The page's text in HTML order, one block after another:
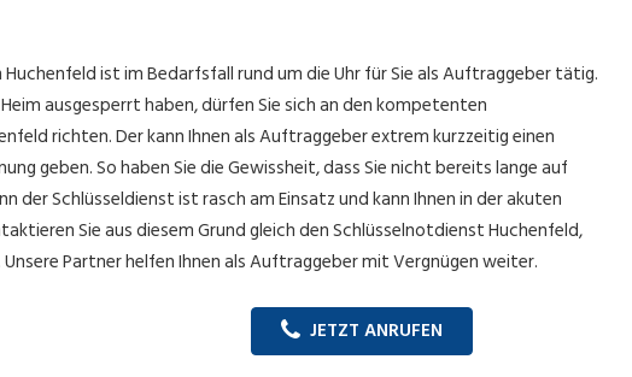
ist im Bedarfsfall rund um die Uhr für Sie als Auftraggeber tätig.
ausgesperrt haben, dürfen Sie sich an den kompetenten
richten. Der kann Ihnen als Auftraggeber extrem kurzzeitig einen
geben. So haben Sie die Gewissheit, dass Sie nicht bereits lange auf
der Schlüsseldienst ist rasch am Einsatz und kann Ihnen in der akuten
Sie aus diesem Grund gleich den Schlüsselnotdienst Huchenfeld,
Partner helfen Ihnen als Auftraggeber mit Vergnügen weiter.
JETZT ANRUFEN